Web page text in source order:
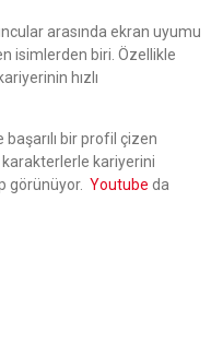
arasında ekran uyumu
isimlerden biri. Özellikle
hızlı
bir profil çizen
karakterlerle kariyerini
görünüyor. Youtube da